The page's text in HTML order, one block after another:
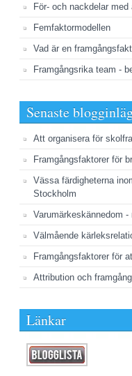
För- och nackdelar
Femfaktormodellen
Vad är en
Framgångsrika team -
Senaste
Att organisera för
Framgångsfaktorer för
Vässa färdigheterna
Stockholm
Varumärkeskännedom -
Välmående
Framgångsfaktorer för
Attribution och framgång
Länkar